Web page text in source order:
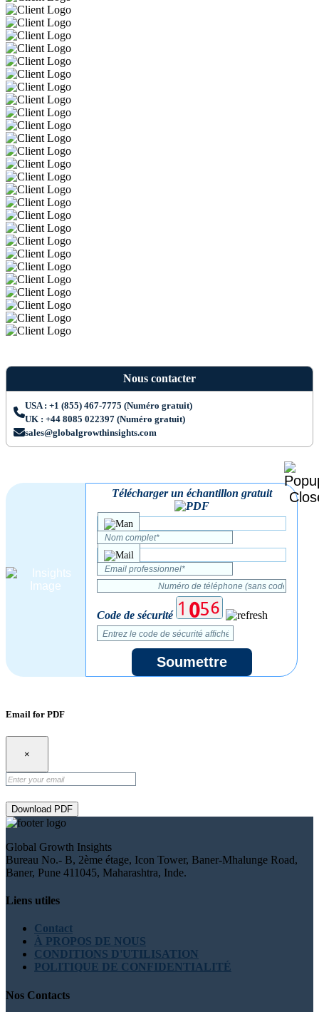
Nous contacter
USA : +1 (855) 467-7775 (Numéro gratuit)
UK : +44 8085 022397 (Numéro gratuit)
sales@globalgrowthinsights.com
Télécharger un échantillon gratuit
Code de sécurité
Soumettre
Email for PDF
×
Download PDF
Global Growth Insights
Bureau No.- B, 2ème étage, Icon Tower, Baner-Mhalunge Road,
Baner, Pune 411045, Maharashtra, Inde.
Liens utiles
Contact
À PROPOS DE NOUS
CONDITIONS D'UTILISATION
POLITIQUE DE CONFIDENTIALITÉ
Nos Contacts